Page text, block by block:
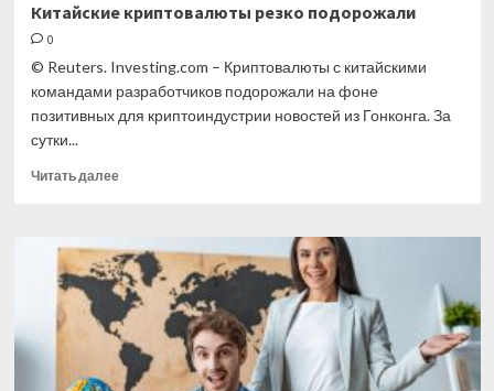
Китайские криптовалюты резко подорожали
0
© Reuters. Investing.com – Криптовалюты с китайскими
командами разработчиков подорожали на фоне
позитивных для криптоиндустрии новостей из Гонконга. За
сутки...
Читать далееПрочитать
криптовалюты
резко
подорожали